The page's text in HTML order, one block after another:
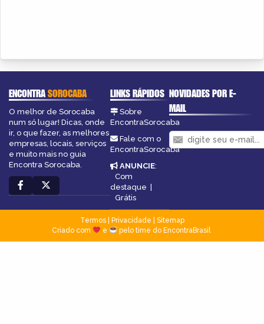
ENCONTRASOROCABA
O melhor de Sorocaba
num só lugar! Dicas, onde
ir, o que fazer, as melhores
empresas, locais, serviços
e muito mais no guia
Encontra Sorocaba.
LINKS RÁPIDOS
Sobre
EncontraSorocaba
Fale com o
EncontraSorocaba
ANUNCIE:
Com
destaque |
Grátis
NOVIDADES POR E-
MAIL
Termos| Privacidade
Sitemap
Criado com
e pelo time do EncontraBrasil